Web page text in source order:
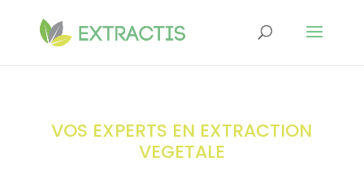
VOS EXPERTS EN EXTRACTION
VEGETALE